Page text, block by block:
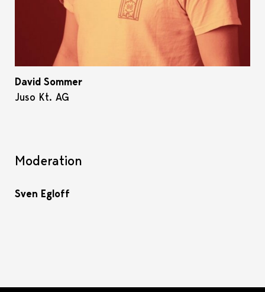
David Sommer
Juso Kt. AG
Moderation
Sven Egloff